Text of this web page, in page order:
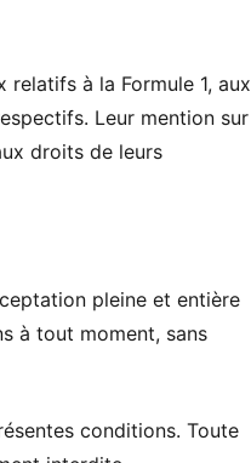
à la Formule 1, aux
Leur mention sur
droits de leurs
pleine et entière
à tout moment, sans
conditions. Toute